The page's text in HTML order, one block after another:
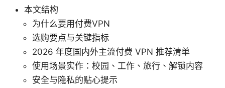
本文结构
为什么要用付费VPN
选购要点与关键指标
2026 年度国内外主流付费 VPN 推荐清单
使用场景实作：校园、工作、旅行、解锁内容
安全与隐私的贴心提示